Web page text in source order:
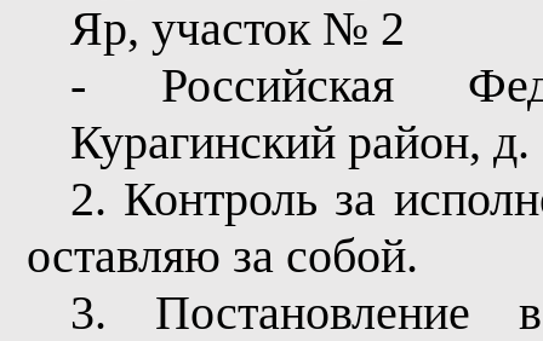
Яр, участок № 2
- Российская
Курагинский район,
2. Контроль за
оставляю за собой.
3. Постановление